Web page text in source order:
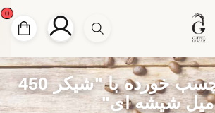
0
محصول برچسب خورده با "شیکر 450
میل شیشه ای"